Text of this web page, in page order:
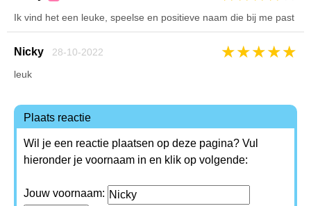
Ik vind het een leuke, speelse en positieve naam die bij me past
Nicky 28-10-2022 ★★★★★
leuk
Plaats reactie
Wil je een reactie plaatsen op deze pagina? Vul
hieronder je voornaam in en klik op volgende:
Jouw voornaam: